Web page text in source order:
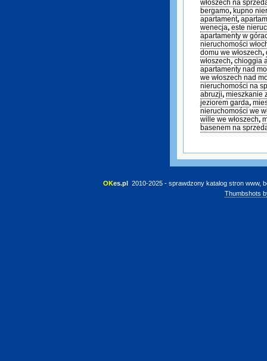
włoszech na
bergamo, kupno
apartament,
wenecja, este
apartamenty w
nieruchomości
domu we włoszech,
włoszech, chioggia
apartamenty nad
we włoszech nad
nieruchomości na
abruzji, mieszkanie
jeziorem garda,
nieruchomości we
wille we włoszech,
basenem na
OKes.pl 2010-2025 - sprawdzony katalog stron www,
Thumbshots